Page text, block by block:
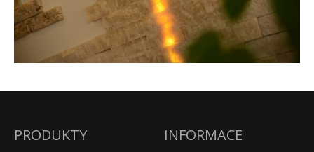
Pískovec
Solitéry
Kamenné bloky
Terazzo
PRODUKTY INFORMACE